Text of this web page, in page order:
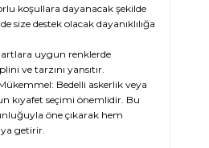
koşullara dayanacak şekilde
size destek olacak dayanıklılığa
uygun renklerde
ve tarzını yansıtır.
Bedelli askerlik veya
kıyafet seçimi önemlidir. Bu
öne çıkarak hem
getirir.